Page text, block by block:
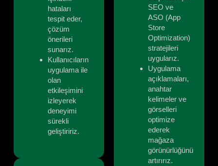
hataları
tespit eder,
çözüm
önerileri
sunarız.
Kullanıcıların
uygulama ile
olan
etkileşimini
izleyerek
deneyimi
sürekli
geliştiririz.
SEO ve
ASO (App
Store
Optimization)
stratejileri
uygularız.
Uygulama
açıklamaları,
anahtar
kelimeler ve
görselleri
optimize
ederek
mağaza
görünürlüğünü
artırırız.